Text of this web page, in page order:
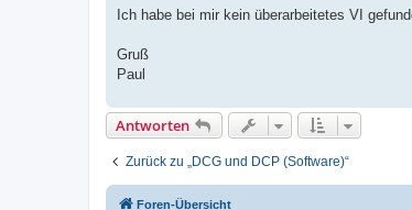
Ich habe bei mir kein überarbeitetes VI
Gruß
Paul
Antworten
Zurück zu „DCG und DCP (Software)“
Foren-Übersicht